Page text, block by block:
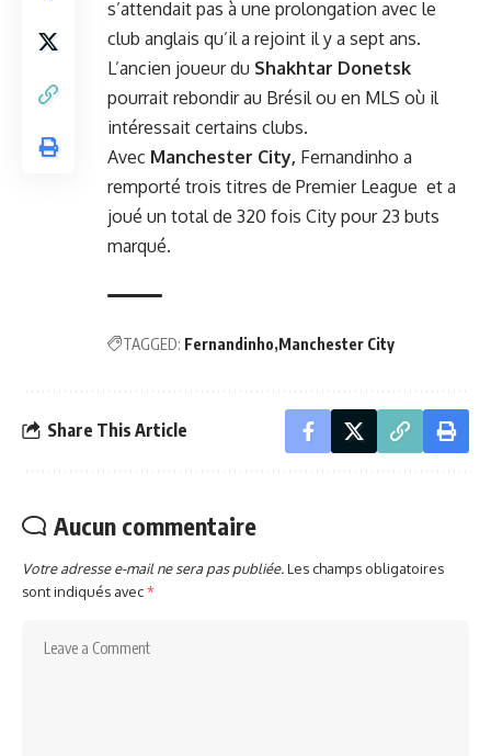
s’attendait pas à une prolongation avec le
club anglais qu’il a rejoint il y a sept ans.
L’ancien joueur du Shakhtar Donetsk
pourrait rebondir au Brésil ou en MLS où il
intéressait certains clubs.
Avec Manchester City, Fernandinho a
remporté trois titres de Premier League et a
joué un total de 320 fois City pour 23 buts
marqué.
TAGGED: Fernandinho Manchester City
Share This Article
Aucun commentaire
Votre adresse e-mail ne sera pas publiée.Les champs obligatoires
sont indiqués avec*